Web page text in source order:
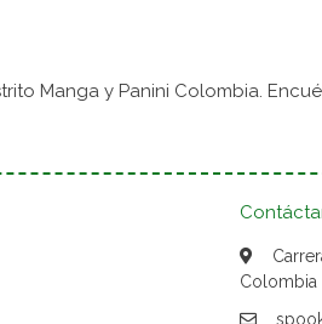
Manga y Panini Colombia.
Colombia